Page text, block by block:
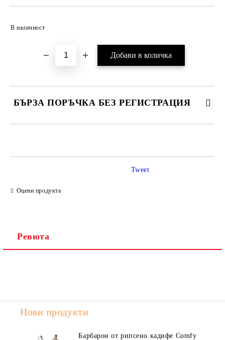
В наличност
БЪРЗА ПОРЪЧКА БЕЗ РЕГИСТРАЦИЯ
Оцени продукта
Tweet
Ревюта
Нови продукти
Барбарон от рипсено кадифе Comfy